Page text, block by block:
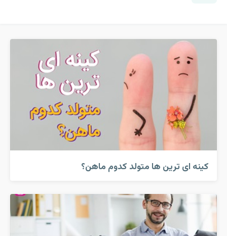
کینه ای ترین ها متولد کدوم ماهن؟